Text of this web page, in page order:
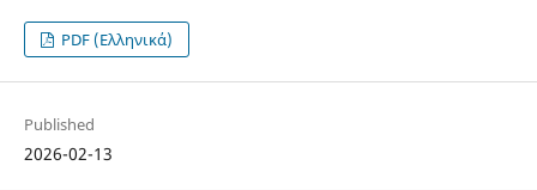
PDF (Ελληνικά)
Published
2026-02-13